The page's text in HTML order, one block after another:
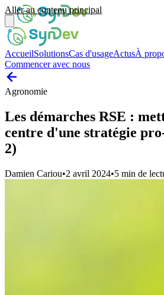
Aller au contenu principal
AccueilSolutionsCas d'usageActusÀ
Commencer avec nous
Agronomie
Les démarches RSE :
centre d'une stratégie
2)
Damien Cariou•2 avril 2024•5 min de